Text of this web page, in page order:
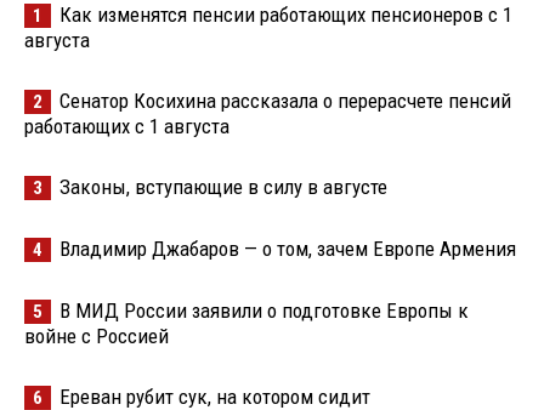
1
Как изменятся пенсии работающих пенсионеров с 1
августа
2
Сенатор Косихина рассказала о перерасчете пенсий
работающих с 1 августа
3 Законы, вступающие в силу в августе
4 Владимир Джабаров — о том, зачем Европе Армения
5
В МИД России заявили о подготовке Европы к
войне с Россией
6 Ереван рубит сук, на котором сидит